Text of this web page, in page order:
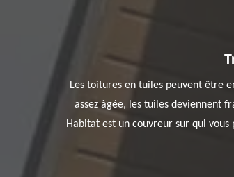
Les toitures en tuiles peuvent être
assez âgée, les tuiles deviennent
Habitat est un couvreur sur qui